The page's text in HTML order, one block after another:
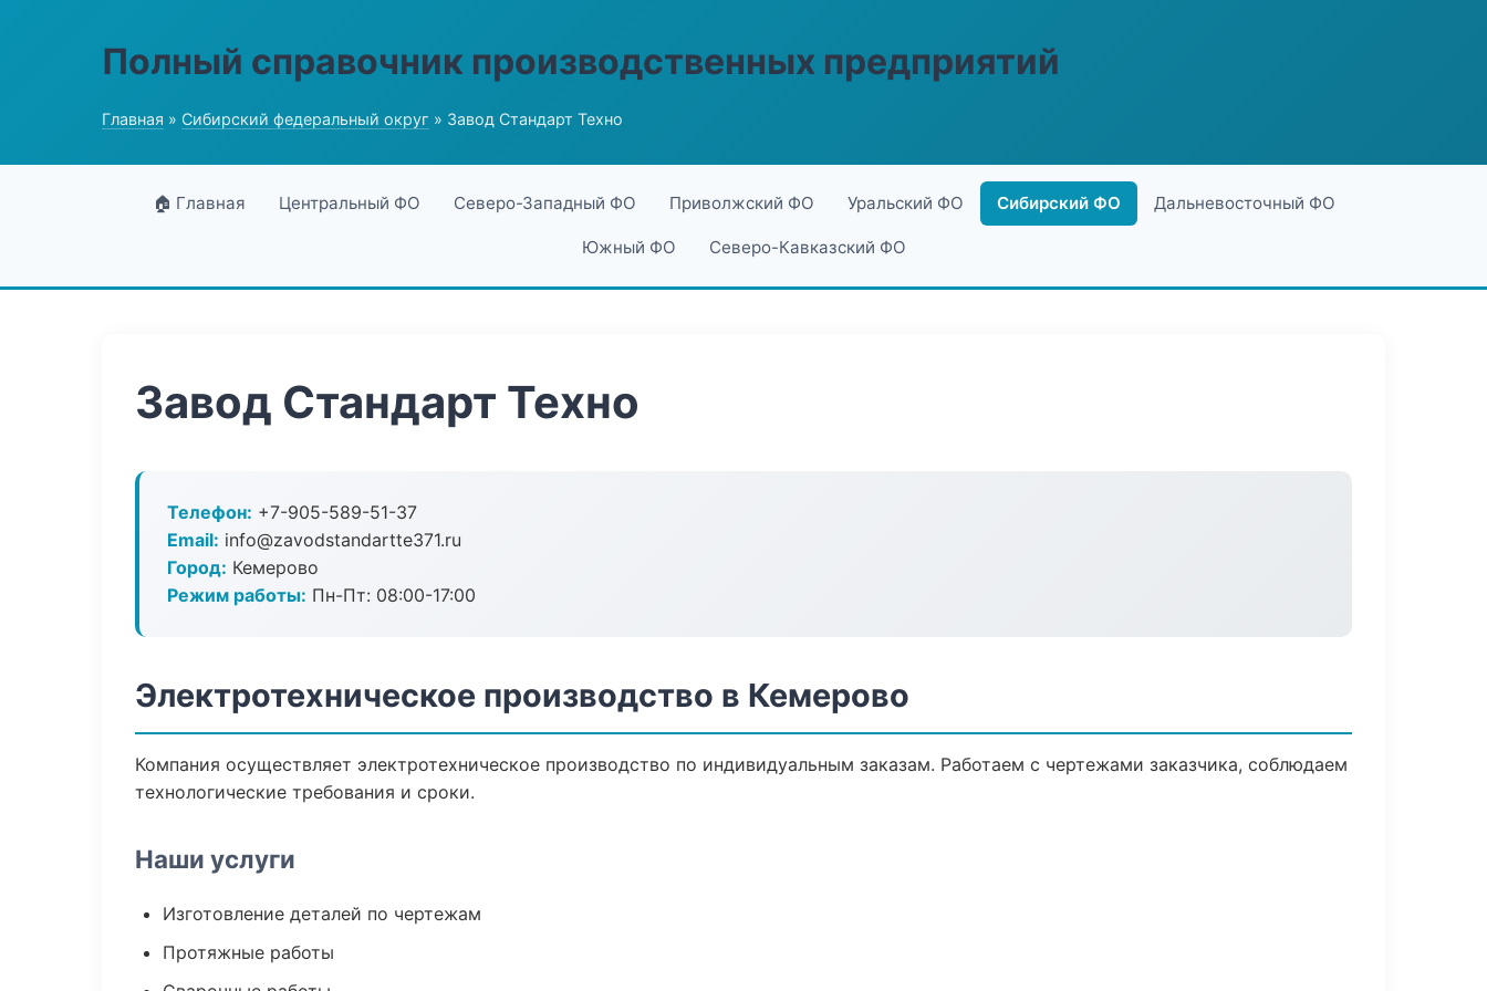
Полный справочник производственных предприятий
Главная » Сибирский федеральный округ » Завод Стандарт Техно
🏠 Главная Центральный ФО Северо-Западный ФО Приволжский ФО Уральский ФО Сибирский ФО Дальневосточный ФО
Южный ФО Северо-Кавказский ФО
Завод Стандарт Техно
Телефон: +7-905-589-51-37
Email: info@zavodstandartte371.ru
Город: Кемерово
Режим работы: Пн-Пт: 08:00-17:00
Электротехническое производство в Кемерово
Компания осуществляет электротехническое производство по индивидуальным заказам. Работаем с чертежами заказчика, соблюдаем
технологические требования и сроки.
Наши услуги
Изготовление деталей по чертежам
Протяжные работы